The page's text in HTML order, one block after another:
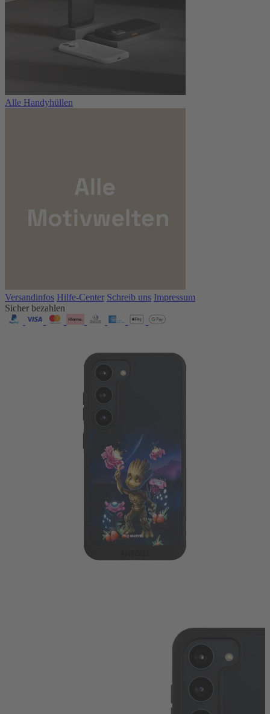
Alle Handyhüllen
Versandinfos Hilfe-Center Schreib uns Impressum
Sicher bezahlen